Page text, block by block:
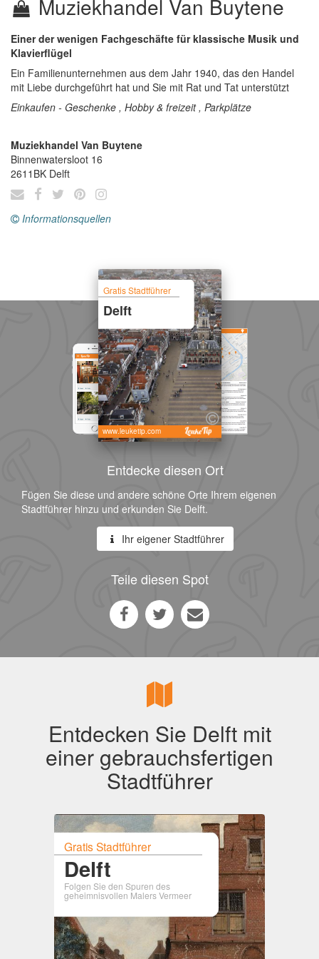
Muziekhandel Van Buytene
Einer der wenigen Fachgeschäfte für klassische Musik und
Klavierflügel
Ein Familienunternehmen aus dem Jahr 1940, das den Handel
mit Liebe durchgeführt hat und Sie mit Rat und Tat unterstützt
Einkaufen - Geschenke , Hobby & freizeit , Parkplätze
Muziekhandel Van Buytene
Binnenwatersloot 16
2611BK Delft
Informationsquellen
Gratis Stadtführer
Delft
www.leuketip.com
Entdecke diesen Ort
Fügen Sie diese und andere schöne Orte Ihrem eigenen
Stadtführer hinzu und erkunden Sie Delft.
Ihr eigener Stadtführer
Teile diesen Spot
Entdecken Sie Delft mit
einer gebrauchsfertigen
Stadtführer
Gratis Stadtführer
Delft
Folgen Sie den Spuren des
geheimnisvollen Malers Vermeer